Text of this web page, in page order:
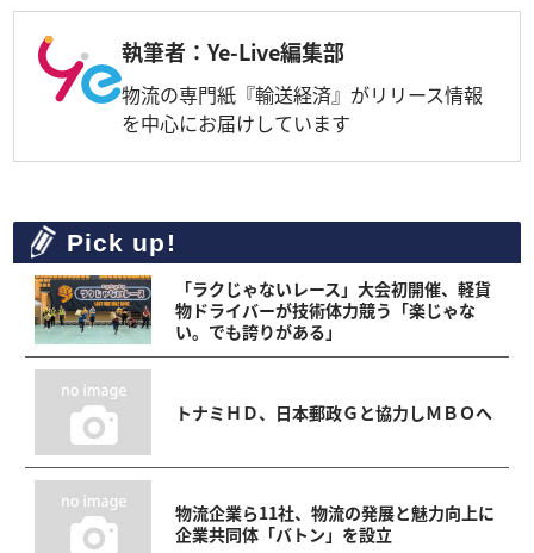
執筆者：Ye-Live編集部
物流の専門紙『輸送経済』がリリース情報
を中心にお届けしています
Pick up!
「ラクじゃないレース」大会初開催、軽貨
物ドライバーが技術体力競う「楽じゃな
い。でも誇りがある」
トナミＨＤ、日本郵政Ｇと協力しＭＢＯへ
物流企業ら11社、物流の発展と魅力向上に
企業共同体「バトン」を設立